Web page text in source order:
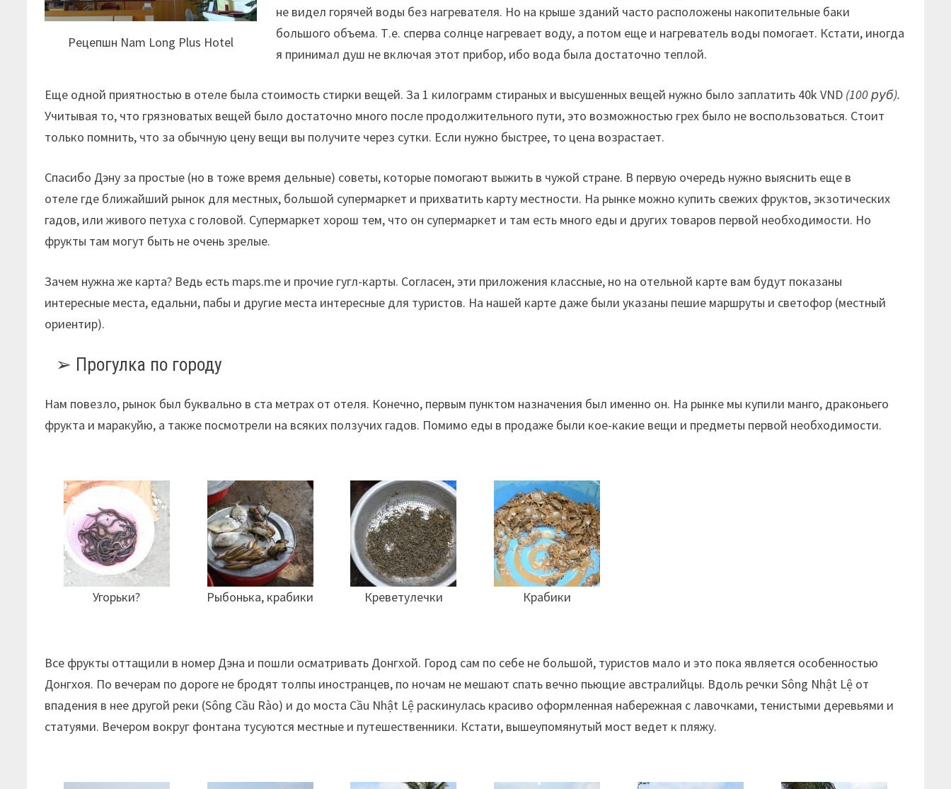
Рецепшн Nam Long Plus Hotel
не видел горячей воды без нагревателя. Но на крыше зданий часто расположены накопительные баки
большого объема. Т.е. сперва солнце нагревает воду, а потом еще и нагреватель воды помогает. Кстати, иногда
я принимал душ не включая этот прибор, ибо вода была достаточно теплой.
Еще одной приятностью в отеле была стоимость стирки вещей. За 1 килограмм стираных и высушенных вещей нужно было заплатить 40k VND (100 руб).
Учитывая то, что грязноватых вещей было достаточно много после продолжительного пути, это возможностью грех было не воспользоваться. Стоит
только помнить, что за обычную цену вещи вы получите через сутки. Если нужно быстрее, то цена возрастает.
Спасибо Дэну за простые (но в тоже время дельные) советы, которые помогают выжить в чужой стране. В первую очередь нужно выяснить еще в
отеле где ближайший рынок для местных, большой супермаркет и прихватить карту местности. На рынке можно купить свежих фруктов, экзотических
гадов, или живого петуха с головой. Супермаркет хорош тем, что он супермаркет и там есть много еды и других товаров первой необходимости. Но
фрукты там могут быть не очень зрелые.
Зачем нужна же карта? Ведь есть maps.me и прочие гугл-карты. Согласен, эти приложения классные, но на отельной карте вам будут показаны
интересные места, едальни, пабы и другие места интересные для туристов. На нашей карте даже были указаны пешие маршруты и светофор (местный
ориентир).
Прогулка по городу
Нам повезло, рынок был буквально в ста метрах от отеля. Конечно, первым пунктом назначения был именно он. На рынке мы купили манго, драконьего
фрукта и маракуйю, а также посмотрели на всяких ползучих гадов. Помимо еды в продаже были кое-какие вещи и предметы первой необходимости.
Угорьки? Рыбонька, крабики Креветулечки Крабики
Все фрукты оттащили в номер Дэна и пошли осматривать Донгхой. Город сам по себе не большой, туристов мало и это пока является особенностью
Донгхоя. По вечерам по дороге не бродят толпы иностранцев, по ночам не мешают спать вечно пьющие австралийцы. Вдоль речки Sông Nhật Lệ от
впадения в нее другой реки (Sông Cầu Rào) и до моста Cầu Nhật Lệ раскинулась красиво оформленная набережная с лавочками, тенистыми деревьями и
статуями. Вечером вокруг фонтана тусуются местные и путешественники. Кстати, вышеупомянутый мост ведет к пляжу.